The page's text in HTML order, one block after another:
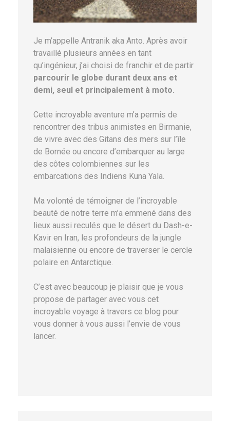
Je m’appelle Antranik aka Anto. Après avoir
travaillé plusieurs années en tant
qu’ingénieur, j’ai choisi de franchir et de partir
parcourir le globe durant deux ans et
demi, seul et principalement à moto.
Cette incroyable aventure m’a permis de
rencontrer des tribus animistes en Birmanie,
de vivre avec des Gitans des mers sur l’île
de Bornée ou encore d’embarquer au large
des côtes colombiennes sur les
embarcations des Indiens Kuna Yala.
Ma volonté de témoigner de l’incroyable
beauté de notre terre m’a emmené dans des
lieux aussi reculés que le désert du Dash-e-
Kavir en Iran, les profondeurs de la jungle
malaisienne ou encore de traverser le cercle
polaire en Antarctique.
C’est avec beaucoup je plaisir que je vous
propose de partager avec vous cet
incroyable voyage à travers ce blog pour
vous donner à vous aussi l’envie de vous
lancer.